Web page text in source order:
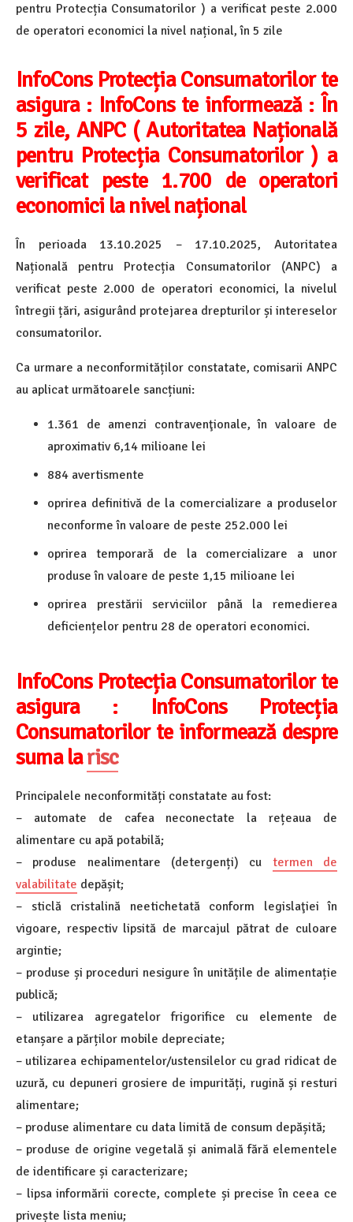
pentru Protecția Consumatorilor ) a verificat peste 2.000
de operatori economici la nivel național, în 5 zile
InfoCons Protecția Consumatorilor te
asigura : InfoCons te informează : În
5 zile, ANPC ( Autoritatea Națională
pentru Protecția Consumatorilor ) a
verificat peste 1.700 de operatori
economici la nivel național
În perioada 13.10.2025 – 17.10.2025, Autoritatea
Națională pentru Protecția Consumatorilor (ANPC) a
verificat peste 2.000 de operatori economici, la nivelul
întregii țări, asigurând protejarea drepturilor și intereselor
consumatorilor.
Ca urmare a neconformităților constatate, comisarii ANPC
au aplicat următoarele sancțiuni:
1.361 de amenzi contravenţionale, în valoare de
aproximativ 6,14 milioane lei
884 avertismente
oprirea definitivă de la comercializare a produselor
neconforme în valoare de peste 252.000 lei
oprirea temporară de la comercializare a unor
produse în valoare de peste 1,15 milioane lei
oprirea prestării serviciilor până la remedierea
deficiențelor pentru 28 de operatori economici.
InfoCons Protecția Consumatorilor te
asigura : InfoCons Protecția
Consumatorilor te informează despre
suma larisc
Principalele neconformități constatate au fost:
– automate de cafea neconectate la rețeaua de
alimentare cu apă potabilă;
– produse nealimentare (detergenți) cu termen de
valabilitate depășit;
– sticlă cristalină neetichetată conform legislaţiei în
vigoare, respectiv lipsită de marcajul pătrat de culoare
argintie;
– produse și proceduri nesigure în unitățile de alimentație
publică;
– utilizarea agregatelor frigorifice cu elemente de
etanșare a părților mobile depreciate;
– utilizarea echipamentelor/ustensilelor cu grad ridicat de
uzură, cu depuneri grosiere de impurități, rugină și resturi
alimentare;
– produse alimentare cu data limită de consum depășită;
– produse de origine vegetală și animală fără elementele
de identificare și caracterizare;
– lipsa informării corecte, complete și precise în ceea ce
privește lista meniu;